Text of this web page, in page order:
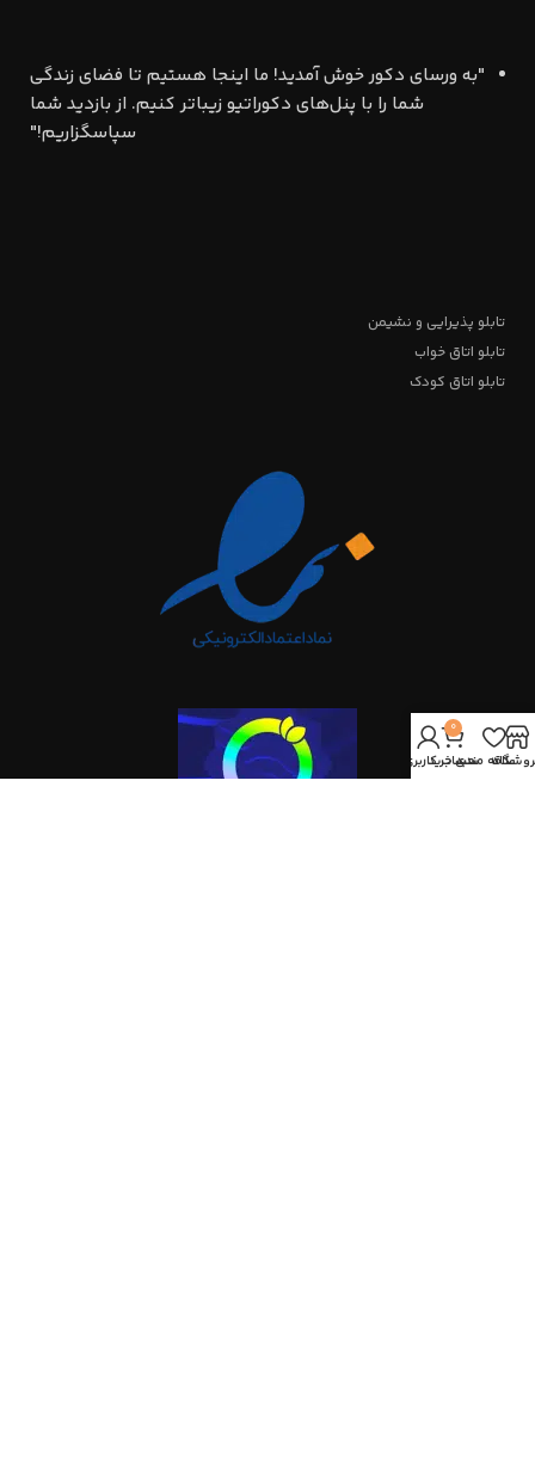
"به ورسای دکور خوش آمدید! ما اینجا هستیم تا فضای زندگی
شما را با پنل‌های دکوراتیو زیباتر کنیم. از بازدید شما
سپاسگزاریم!"
تابلو پذیرایی و نشیمن
تابلو اتاق خواب
تابلو اتاق کودک
علاقه مندی
0
سبد خرید
حساب کاربری من